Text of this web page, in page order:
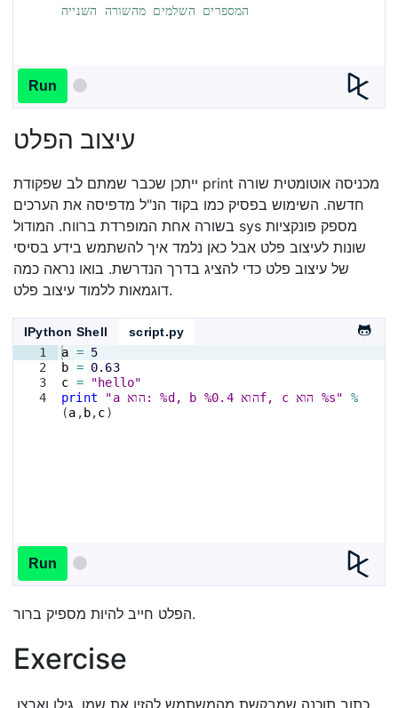
המספרים השלמים מהשורה השנייה
Run
עיצוב הפלט
ייתכן שכבר שמתם לב שפקודת print מכניסה אוטומטית שורה
חדשה. השימוש בפסיק כמו בקוד הנ"ל מדפיסה את הערכים
בשורה אחת המופרדת ברווח. המודול sys מספק פונקציות
שונות לעיצוב פלט אבל כאן נלמד איך להשתמש בידע בסיסי
של עיצוב פלט כדי להציג בדרך הנדרשת. בואו נראה כמה
דוגמאות ללמוד עיצוב פלט.
IPython Shell
script.py
1
2
3
4
a = 5
b = 0.63
c =
"hello"
print
"a הוא: %d, b הוא %0.4f, c הוא %s"
%
(a , b,c)
Run
הפלט חייב להיות מספיק ברור.
Exercise
כתוב תוכנה שמבקשת מהמשתמש להזין את שמו, גילו וארצו.